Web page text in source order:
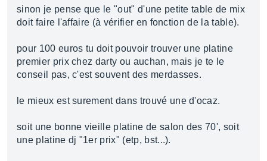
sinon je pense que le "out" d'une petite table de mix
doit faire l'affaire (à vérifier en fonction de la table).
pour 100 euros tu doit pouvoir trouver une platine
premier prix chez darty ou auchan, mais je te le
conseil pas, c'est souvent des merdasses.
le mieux est surement dans trouvé une d'ocaz.
soit une bonne vieille platine de salon des 70', soit
une platine dj "1er prix" (etp, bst...).